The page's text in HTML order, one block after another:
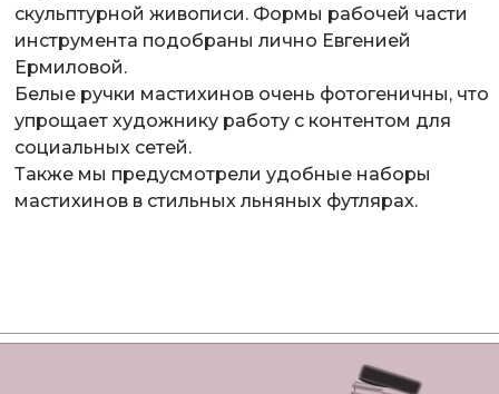
скульптурной живописи. Формы рабочей части
инструмента подобраны лично Евгенией
Ермиловой.
Белые ручки мастихинов очень фотогеничны, что
упрощает художнику работу с контентом для
социальных сетей.
Также мы предусмотрели удобные наборы
мастихинов в стильных льняных футлярах.